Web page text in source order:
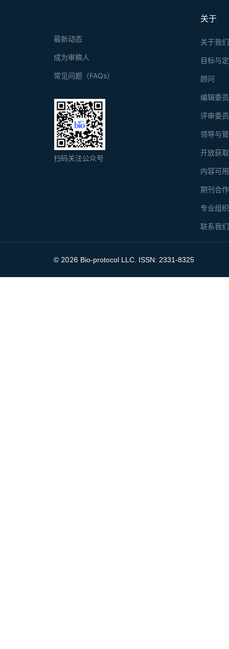
关于
关于我们
目标与
顾问
编辑委
评审委
领导与
开放获
内容可
期刊合
专业组
联系我们
最新动态
成为审稿人
常见问题（FAQs）
扫码关注公众号
© 2026 Bio-protocol LLC. ISSN: 2331-8325